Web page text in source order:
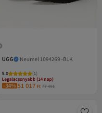
UGG Neumel 1094269 -BLK
5.0 (1)
Legalacsonyabb (14 nap)
Ingyenes szállítás
Legalacsonyabb (14 nap)
-34% 51 017 Ft77 491